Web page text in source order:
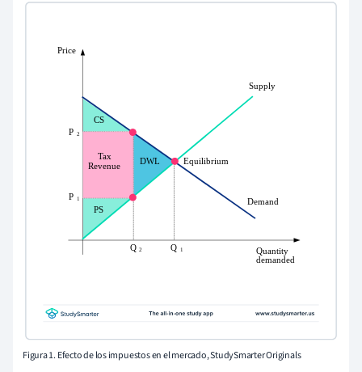
Figura 1. Efecto de los impuestos en el mercado, StudySmarter Originals